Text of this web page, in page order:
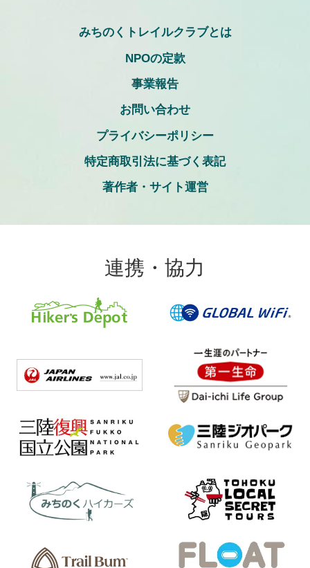
みちのくトレイルクラブとは
NPOの定款
事業報告
お問い合わせ
プライバシーポリシー
特定商取引法に基づく表記
著作者・サイト運営
連携・協力